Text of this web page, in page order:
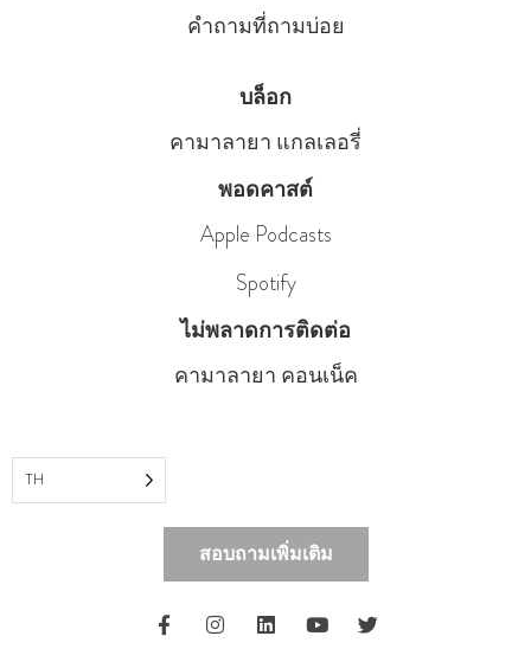
คำถามที่ถามบ่อย
บล็อก
คามาลายา แกลเลอรี่
พอดคาสต์
Apple Podcasts
Spotify
ไม่พลาดการติดต่อ
คามาลายา คอนเน็ค
TH
สอบถามเพิ่มเติม